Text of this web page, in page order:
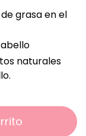
grasa en el
naturales